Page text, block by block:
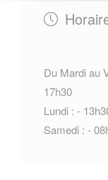
Du Mardi au
17h30
Lundi : -
Samedi : -